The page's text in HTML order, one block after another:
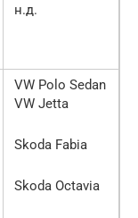
н.д.
VW Polo Sedan
VW Jetta
Skoda Fabia
Skoda Octavia